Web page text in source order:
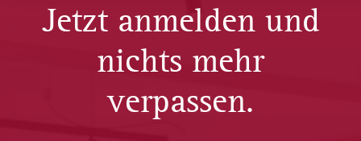
Jetzt anmelden und
nichts mehr
verpassen.